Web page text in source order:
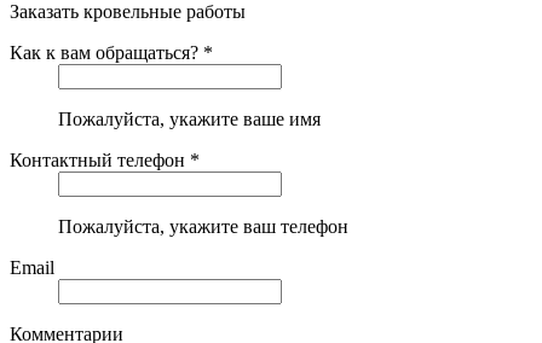
Заказать кровельные работы
Как к вам обращаться? *
Пожалуйста, укажите ваше имя
Контактный телефон *
Пожалуйста, укажите ваш телефон
Email
Комментарии